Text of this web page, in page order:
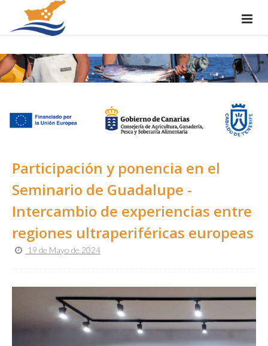
Participación y ponencia en el
Seminario de Guadalupe -
Intercambio de experiencias entre
regiones ultraperiféricas europeas
19 de Mayo de 2024